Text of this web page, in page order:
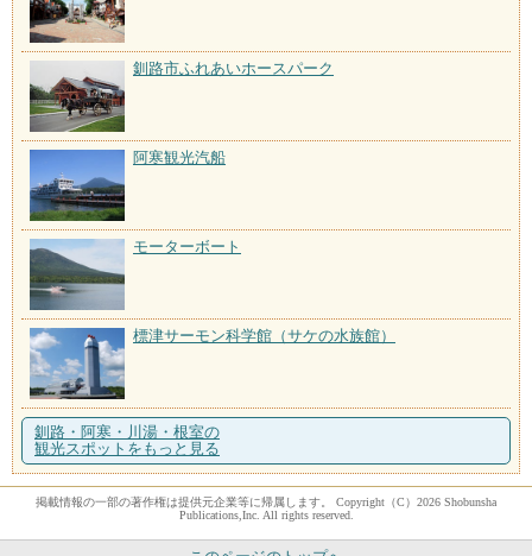
釧路市ふれあいホースパーク
阿寒観光汽船
モーターボート
標津サーモン科学館（サケの水族館）
釧路・阿寒・川湯・根室の
観光スポットをもっと見る
掲載情報の一部の著作権は提供元企業等に帰属します。 Copyright（C）2026 Shobunsha
Publications,Inc. All rights reserved.